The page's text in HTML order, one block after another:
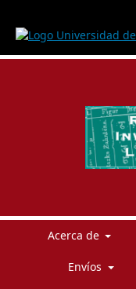
Acerca de
Envíos